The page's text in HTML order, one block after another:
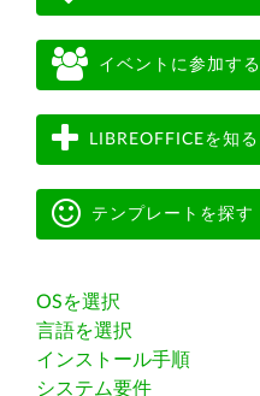
イベントに参加する
LIBREOFFICEを知る
テンプレートを探す
OSを選択
言語を選択
インストール手順
システム要件